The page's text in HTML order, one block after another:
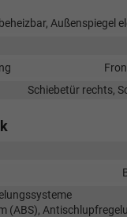
Außenspiegel
Schiebetür rechts,
(ABS),